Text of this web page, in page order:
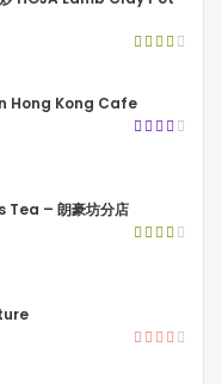
Hong Kong Cafe
Tea – 朗豪坊分店